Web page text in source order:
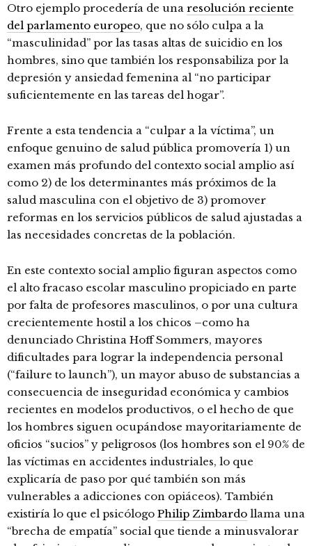
Otro ejemplo procedería de una resolución reciente
del parlamento europeo, que no sólo culpa a la
“masculinidad” por las tasas altas de suicidio en los
hombres, sino que también los responsabiliza por la
depresión y ansiedad femenina al “no participar
suficientemente en las tareas del hogar”.
Frente a esta tendencia a “culpar a la víctima”, un
enfoque genuino de salud pública promovería 1) un
examen más profundo del contexto social amplio así
como 2) de los determinantes más próximos de la
salud masculina con el objetivo de 3) promover
reformas en los servicios públicos de salud ajustadas a
las necesidades concretas de la población.
En este contexto social amplio figuran aspectos como
el alto fracaso escolar masculino propiciado en parte
por falta de profesores masculinos, o por una cultura
crecientemente hostil a los chicos –como ha
denunciado Christina Hoff Sommers, mayores
dificultades para lograr la independencia personal
(“failure to launch”), un mayor abuso de substancias a
consecuencia de inseguridad económica y cambios
recientes en modelos productivos, o el hecho de que
los hombres siguen ocupándose mayoritariamente de
oficios “sucios” y peligrosos (los hombres son el 90% de
las víctimas en accidentes industriales, lo que
explicaría de paso por qué también son más
vulnerables a adicciones con opiáceos). También
existiría lo que el psicólogo Philip Zimbardo llama una
“brecha de empatía” social que tiende a minusvalorar